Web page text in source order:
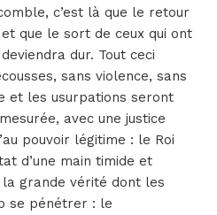
c’est là que le retour
que le sort de ceux qui ont
dur. Tout ceci
sans violence, sans
et les usurpations seront
avec une justice
pouvoir légitime : le Roi
d’une main timide et
la grande vérité dont les
se pénétrer : le